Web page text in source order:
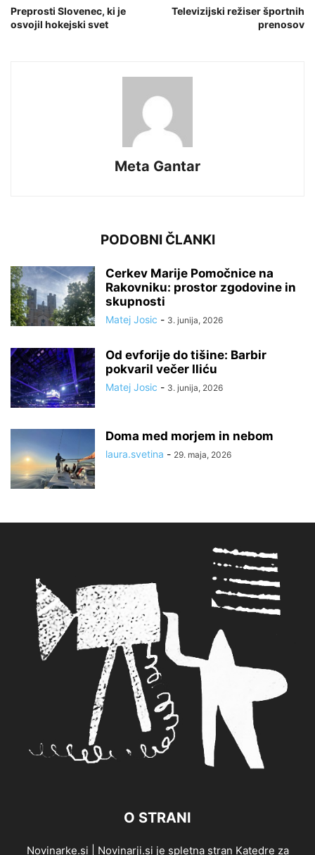
Preprosti Slovenec, ki je
osvojil hokejski svet
Televizijski režiser športnih
prenosov
Meta Gantar
PODOBNI ČLANKI
Cerkev Marije Pomočnice na
Rakovniku: prostor zgodovine in
skupnosti
Matej Josic - 3. junija, 2026
Od evforije do tišine: Barbir
pokvaril večer Iliću
Matej Josic - 3. junija, 2026
Doma med morjem in nebom
laura.svetina - 29. maja, 2026
O STRANI
Novinarke.si | Novinarji.si je spletna stran Katedre za